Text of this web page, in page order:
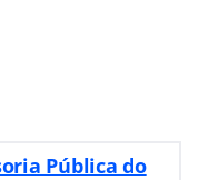
Pública do